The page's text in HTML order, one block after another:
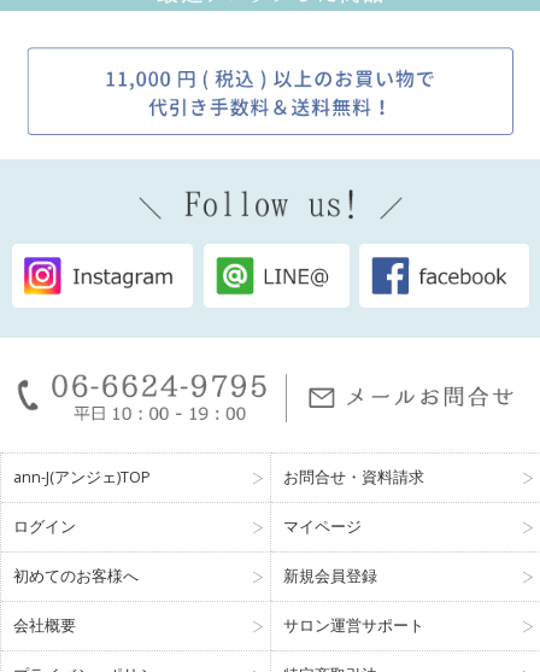
ann-J(アンジェ)TOP お問合せ・資料請求
ログイン マイページ
初めてのお客様へ 新規会員登録
会社概要 サロン運営サポート